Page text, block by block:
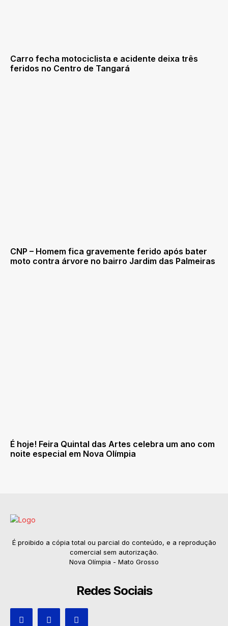
Carro fecha motociclista e acidente deixa três
feridos no Centro de Tangará
CNP – Homem fica gravemente ferido após bater
moto contra árvore no bairro Jardim das Palmeiras
É hoje! Feira Quintal das Artes celebra um ano com
noite especial em Nova Olímpia
É proibido a cópia total ou parcial do conteúdo, e a reprodução
comercial sem autorização.
Nova Olímpia - Mato Grosso
Redes Sociais